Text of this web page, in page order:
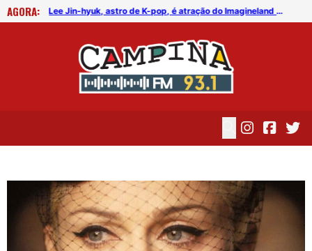
AGORA:
FICG trará Diogo Nogueira, Othon Bastos, Kell Smith e Antônio Nóbrega Lee Jin-hyuk, astro de K-pop, é atração do Imagineland On The Road 2026